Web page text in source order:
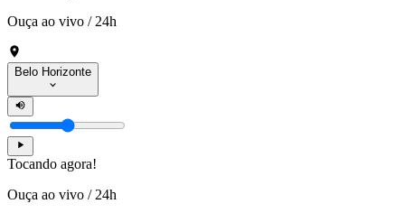
Ouça ao vivo / 24h
Belo Horizonte
Tocando agora!
Ouça ao vivo / 24h